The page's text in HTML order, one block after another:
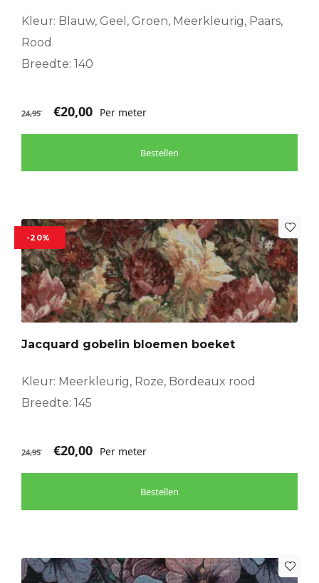
Kleur: Blauw, Geel, Groen, Meerkleurig, Paars,
Rood
Breedte: 140
24,95 €20,00 Per meter
Bestellen
-20%
Jacquard gobelin bloemen boeket
Kleur: Meerkleurig, Roze, Bordeaux rood
Breedte: 145
24,95 €20,00 Per meter
Bestellen